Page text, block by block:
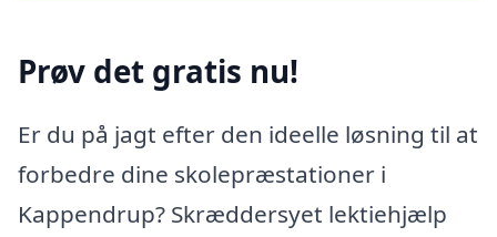
Prøv det gratis nu!
Er du på jagt efter den ideelle løsning til at
forbedre dine skolepræstationer i
Kappendrup? Skræddersyet lektiehjælp